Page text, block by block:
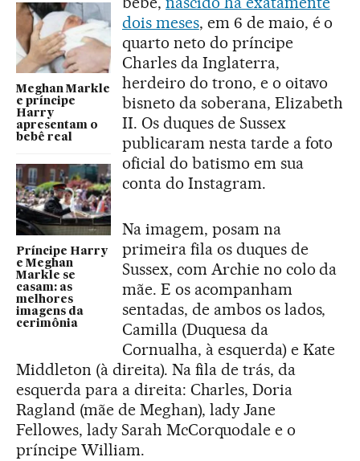
Meghan Markle
e príncipe
Harry
apresentam o
bebê real
Príncipe Harry
e Meghan
Markle se
casam: as
melhores
imagens da
cerimônia
dois meses, em 6 de maio, é o
quarto neto do príncipe
Charles da Inglaterra,
herdeiro do trono, e o oitavo
bisneto da soberana, Elizabeth
II. Os duques de Sussex
publicaram nesta tarde a foto
oficial do batismo em sua
conta do Instagram.
Na imagem, posam na
primeira fila os duques de
Sussex, com Archie no colo da
mãe. E os acompanham
sentadas, de ambos os lados,
Camilla (Duquesa da
Cornualha, à esquerda) e Kate
Middleton (à direita). Na fila de trás, da
esquerda para a direita: Charles, Doria
Ragland (mãe de Meghan), lady Jane
Fellowes, lady Sarah McCorquodale e o
príncipe William.